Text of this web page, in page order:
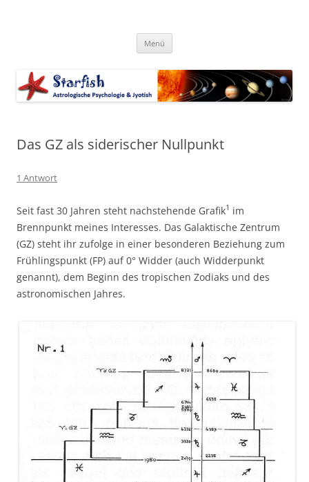
Menü
Das GZ als siderischer Nullpunkt
1 Antwort
Seit fast 30 Jahren steht nachstehende Grafik1 im
Brennpunkt meines Interesses. Das Galaktische Zentrum
(GZ) steht ihr zufolge in einer besonderen Beziehung zum
Frühlingspunkt (FP) auf 0° Widder (auch Widderpunkt
genannt), dem Beginn des tropischen Zodiaks und des
astronomischen Jahres.